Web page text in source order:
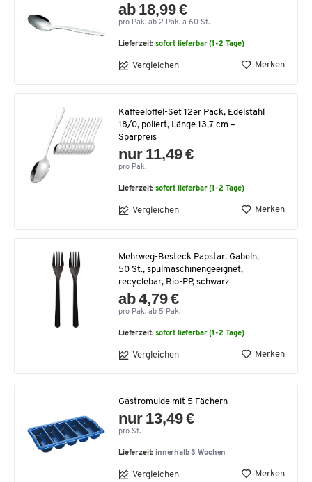
ab 18,99 €
pro Pak. ab 2 Pak. à 60 St.
Lieferzeit:sofort lieferbar (1-2 Tage)
Vergleichen Merken
Kaffeelöffel-Set 12er Pack, Edelstahl
18/0, poliert, Länge 13,7 cm –
Sparpreis
nur 11,49 €
pro Pak.
Lieferzeit:sofort lieferbar (1-2 Tage)
Vergleichen Merken
Mehrweg-Besteck Papstar, Gabeln,
50 St., spülmaschinengeeignet,
recyclebar, Bio-PP, schwarz
ab 4,79 €
pro Pak. ab 5 Pak.
Lieferzeit:sofort lieferbar (1-2 Tage)
Vergleichen Merken
Gastromulde mit 5 Fächern
nur 13,49 €
pro St.
Lieferzeit: innerhalb 3 Wochen
Vergleichen Merken